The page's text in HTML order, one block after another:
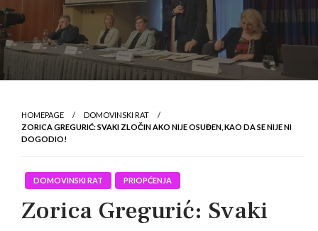
HOMEPAGE
DOMOVINSKI RAT
ZORICA GREGURIĆ: SVAKI ZLOČIN AKO NIJE OSUĐEN, KAO DA SE NIJE NI
DOGODIO!
DOMOVINSKI RAT PRIOPĆENJA
Zorica Gregurić: Svaki